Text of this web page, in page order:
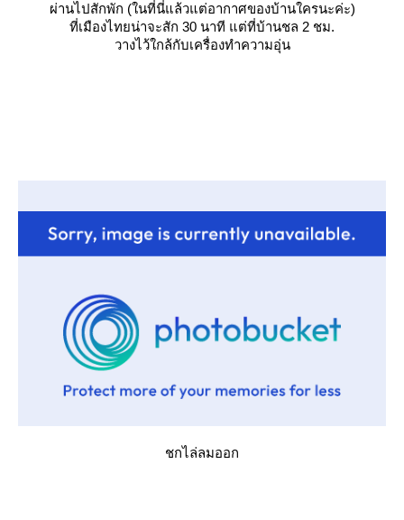
ผ่านไปสักพัก (ในที่นี่แล้วแต่อากาศของบ้านใครนะค่ะ)
ที่เมืองไทยน่าจะสัก 30 นาที แต่ที่บ้านชล 2 ชม.
วางไว้ใกล้กับเครื่องทำความอุ่น
ชกไล่ลมออก